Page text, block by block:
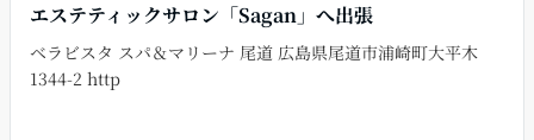
エステティックサロン「Sagan」へ出張
ベラビスタ スパ＆マリーナ 尾道 広島県尾道市浦崎町大平木
1344-2 http